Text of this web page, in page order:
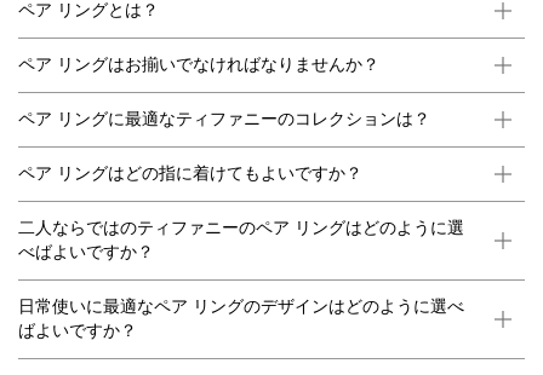
ペア リングとは？
ペア リングはお揃いでなければなりませんか？
ペア リングに最適なティファニーのコレクションは？
ペア リングはどの指に着けてもよいですか？
二人ならではのティファニーのペア リングはどのように選
べばよいですか？
日常使いに最適なペア リングのデザインはどのように選べ
ばよいですか？